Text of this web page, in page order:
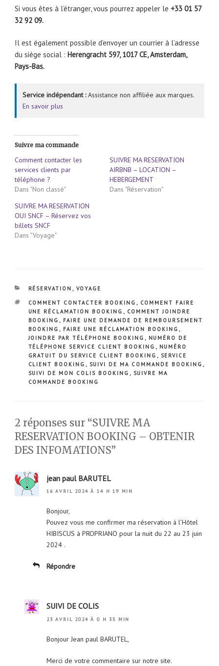
Si vous êtes à l’étranger, vous pourrez appeler le +33 01 57
32 92 09.
Il est également possible d’envoyer un courrier à l’adresse
du siège social : Herengracht 597, 1017 CE, Amsterdam,
Pays-Bas.
Service indépendant :Assistance non affiliée aux marques.
En savoir plus
Suivre ma commande
Comment contacter les
services clients par
téléphone ?
Dans "Non classé"
SUIVRE MA RESERVATION
AIRBNB – LOCATION –
HEBERGEMENT
Dans "Réservation"
SUIVRE MA RESERVATION
OUI SNCF – Réservez vos
billets SNCF
Dans "Voyage"
CATÉGORIES
RÉSERVATION , VOYAGE
ÉTIQUETTES
COMMENT CONTACTER BOOKING , COMMENT FAIRE
UNE RÉCLAMATION BOOKING , COMMENT JOINDRE
BOOKING , FAIRE UNE DEMANDE DE REMBOURSEMENT
BOOKING , FAIRE UNE RÉCLAMATION BOOKING ,
JOINDRE PAR TÉLÉPHONE BOOKING , NUMÉRO DE
TÉLÉPHONE SERVICE CLIENT BOOKING , NUMÉRO
GRATUIT DU SERVICE CLIENT BOOKING , SERVICE
CLIENT BOOKING , SUIVI DE MA COMMANDE BOOKING ,
SUIVI DE MON COLIS BOOKING , SUIVRE MA
COMMANDE BOOKING
2 réponses sur “SUIVRE MA
RESERVATION BOOKING – OBTENIR
DES INFOMATIONS”
jean paul BARUTEL
16 AVRIL 2024 À 14 H 19 MIN
Bonjour,
Pouvez vous me confirmer ma réservation à l’Hôtel
HIBISCUS à PROPRIANO pour la nuit du 22 au 23 juin
2024 .
Répondre
SUIVI DE COLIS
23 AVRIL 2024 À 0 H 35 MIN
Bonjour Jean paul BARUTEL,
Merci de votre commentaire sur notre site.